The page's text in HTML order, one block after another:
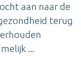
aan naar de
terug
...